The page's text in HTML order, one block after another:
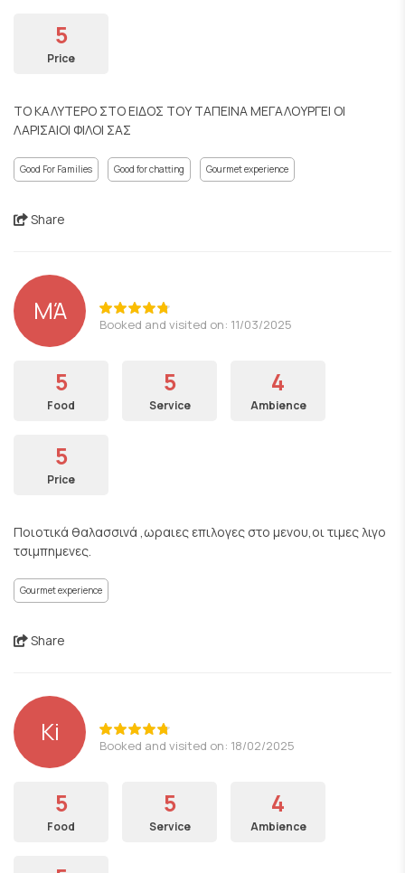
5
Price
ΤΟ ΚΑΛΥΤΕΡΟ ΣΤΟ ΕΙΔΟΣ ΤΟΥ ΤΑΠΕΙΝΑ ΜΕΓΑΛΟΥΡΓΕΙ ΟΙ
ΛΑΡΙΣΑΙΟΙ ΦΙΛΟΙ ΣΑΣ
Good For Families Good for chatting Gourmet experience
Share
ΜΆ Booked and visited on: 11/03/2025
5
Food
5
Service
4
Ambience
5
Price
Ποιοτικά θαλασσινά ,ωραιες επιλογες στο μενου,οι τιμες λιγο
τσιμπημενες.
Gourmet experience
Share
Ki Booked and visited on: 18/02/2025
5
Food
5
Service
4
Ambience